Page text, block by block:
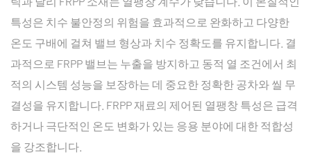
특성은 치수 불안정의 위험을 효과적으로 완화하고 다양한
온도 구배에 걸쳐 밸브 형상과 치수 정확도를 유지합니다. 결
과적으로 FRPP 밸브는 누출을 방지하고 동적 열 조건에서 최
적의 시스템 성능을 보장하는 데 중요한 정확한 공차와 씰 무
결성을 유지합니다. FRPP 재료의 제어된 열팽창 특성은 급격
하거나 극단적인 온도 변화가 있는 응용 분야에 대한 적합성
을 강조합니다.